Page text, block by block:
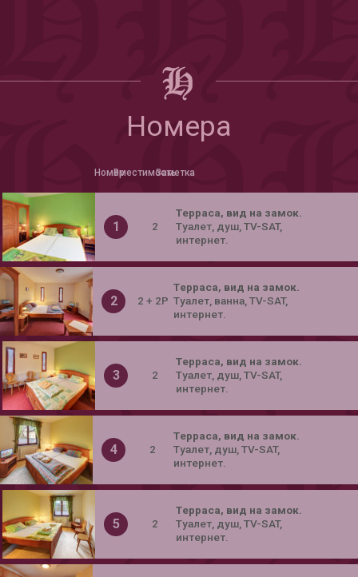
Номера
НомерВместимостьЗаметка
1 2
Tерраса, вид на замок.
Tуалет, душ, TV-SAT,
интернет.
2 2 + 2P
Tерраса, вид на замок.
Tуалет, ванна, TV-SAT,
интернет.
3 2
Tерраса, вид на замок.
Tуалет, душ, TV-SAT,
интернет.
4 2
Tерраса, вид на замок.
Tуалет, душ, TV-SAT,
интернет.
5 2
Tерраса, вид на замок.
Tуалет, душ, TV-SAT,
интернет.